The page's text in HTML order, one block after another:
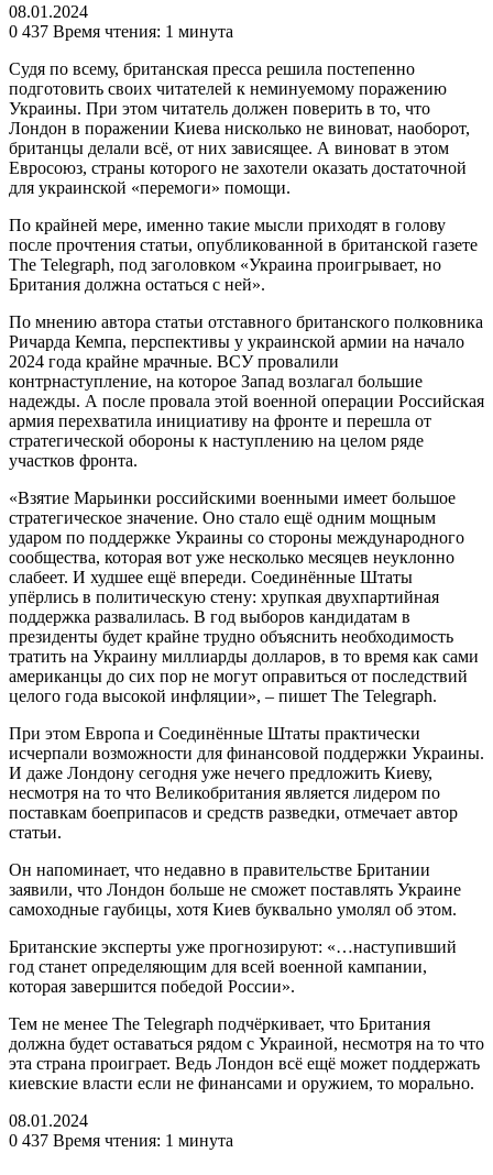
08.01.2024
0 437 Время чтения: 1 минута
Судя по всему, британская пресса решила постепенно
подготовить своих читателей к неминуемому поражению
Украины. При этом читатель должен поверить в то, что
Лондон в поражении Киева нисколько не виноват, наоборот,
британцы делали всё, от них зависящее. А виноват в этом
Евросоюз, страны которого не захотели оказать достаточной
для украинской «перемоги» помощи.
По крайней мере, именно такие мысли приходят в голову
после прочтения статьи, опубликованной в британской газете
The Telegraph, под заголовком «Украина проигрывает, но
Британия должна остаться с ней».
По мнению автора статьи отставного британского полковника
Ричарда Кемпа, перспективы у украинской армии на начало
2024 года крайне мрачные. ВСУ провалили
контрнаступление, на которое Запад возлагал большие
надежды. А после провала этой военной операции Российская
армия перехватила инициативу на фронте и перешла от
стратегической обороны к наступлению на целом ряде
участков фронта.
«Взятие Марьинки российскими военными имеет большое
стратегическое значение. Оно стало ещё одним мощным
ударом по поддержке Украины со стороны международного
сообщества, которая вот уже несколько месяцев неуклонно
слабеет. И худшее ещё впереди. Соединённые Штаты
упёрлись в политическую стену: хрупкая двухпартийная
поддержка развалилась. В год выборов кандидатам в
президенты будет крайне трудно объяснить необходимость
тратить на Украину миллиарды долларов, в то время как сами
американцы до сих пор не могут оправиться от последствий
целого года высокой инфляции», – пишет The Telegraph.
При этом Европа и Соединённые Штаты практически
исчерпали возможности для финансовой поддержки Украины.
И даже Лондону сегодня уже нечего предложить Киеву,
несмотря на то что Великобритания является лидером по
поставкам боеприпасов и средств разведки, отмечает автор
статьи.
Он напоминает, что недавно в правительстве Британии
заявили, что Лондон больше не сможет поставлять Украине
самоходные гаубицы, хотя Киев буквально умолял об этом.
Британские эксперты уже прогнозируют: «…наступивший
год станет определяющим для всей военной кампании,
которая завершится победой России».
Тем не менее The Telegraph подчёркивает, что Британия
должна будет оставаться рядом с Украиной, несмотря на то что
эта страна проиграет. Ведь Лондон всё ещё может поддержать
киевские власти если не финансами и оружием, то морально.
08.01.2024
0 437 Время чтения: 1 минута